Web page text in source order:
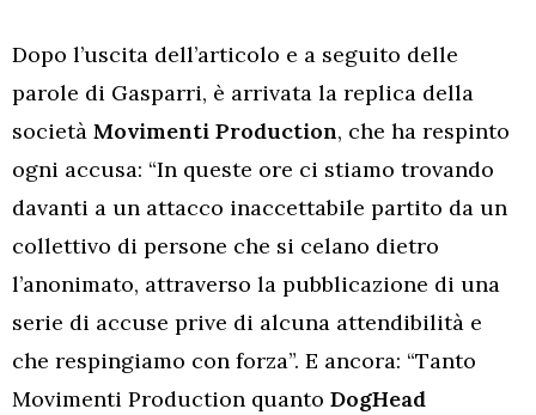
Dopo l’uscita dell’articolo e a seguito delle
parole di Gasparri, è arrivata la replica della
società Movimenti Production, che ha respinto
ogni accusa: “In queste ore ci stiamo trovando
davanti a un attacco inaccettabile partito da un
collettivo di persone che si celano dietro
l’anonimato, attraverso la pubblicazione di una
serie di accuse prive di alcuna attendibilità e
che respingiamo con forza”. E ancora: “Tanto
Movimenti Production quanto DogHead